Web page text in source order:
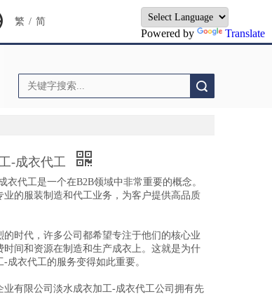
Powered by Translate
繁 / 简
-成衣代工
衣代工是一个在B2B领域中非常重要的概念。
业的服装制造和代工业务，为客户提供高品质
的时代，许多公司都希望专注于他们的核心业
时间和资源在制造和生产成衣上。这就是为什
成衣代工的服务变得如此重要。
业有限公司淡水成衣加工-成衣代工公司拥有先